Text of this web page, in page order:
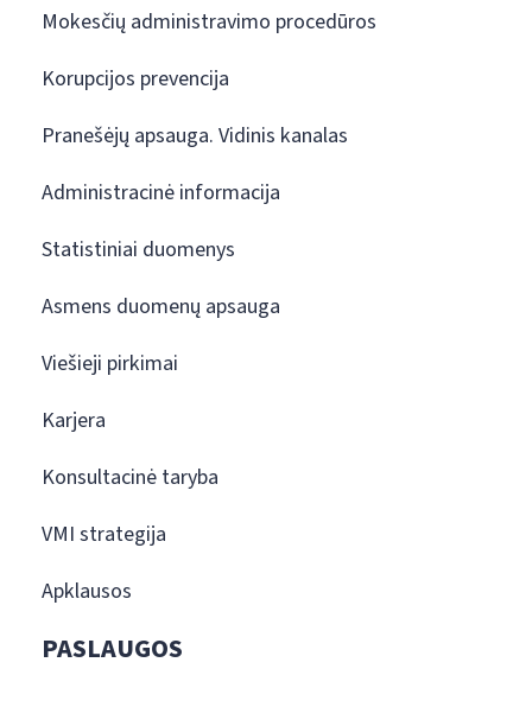
Mokesčių administravimo procedūros
Korupcijos prevencija
Pranešėjų apsauga. Vidinis kanalas
Administracinė informacija
Statistiniai duomenys
Asmens duomenų apsauga
Viešieji pirkimai
Karjera
Konsultacinė taryba
VMI strategija
Apklausos
PASLAUGOS